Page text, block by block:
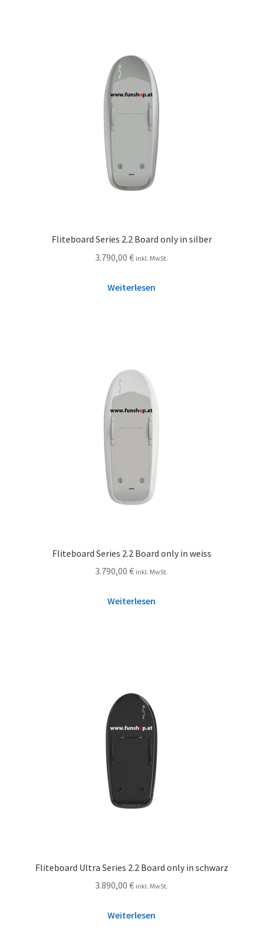
Fliteboard Series 2.2 Board only in silber
3.790,00 € inkl. MwSt.
Weiterlesen
Fliteboard Series 2.2 Board only in weiss
3.790,00 € inkl. MwSt.
Weiterlesen
Fliteboard Ultra Series 2.2 Board only in schwarz
3.890,00 € inkl. MwSt.
Weiterlesen